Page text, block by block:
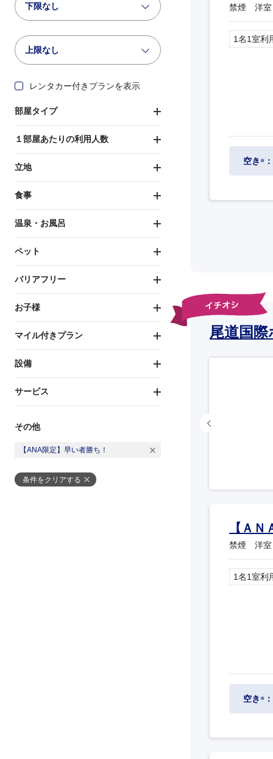
下限なし
上限なし
レンタカー付きプランを表示
部屋タイプ
１部屋あたりの利用人数
立地
食事
温泉・お風呂
ペット
バリアフリー
お子様
マイル付きプラン
設備
サービス
その他
【ANA限定】早い者勝ち！
条件をクリアする
禁煙 洋室
1名1室利
空き ※
尾道国
【Ａ
禁煙 洋
1名1室利
空き ※